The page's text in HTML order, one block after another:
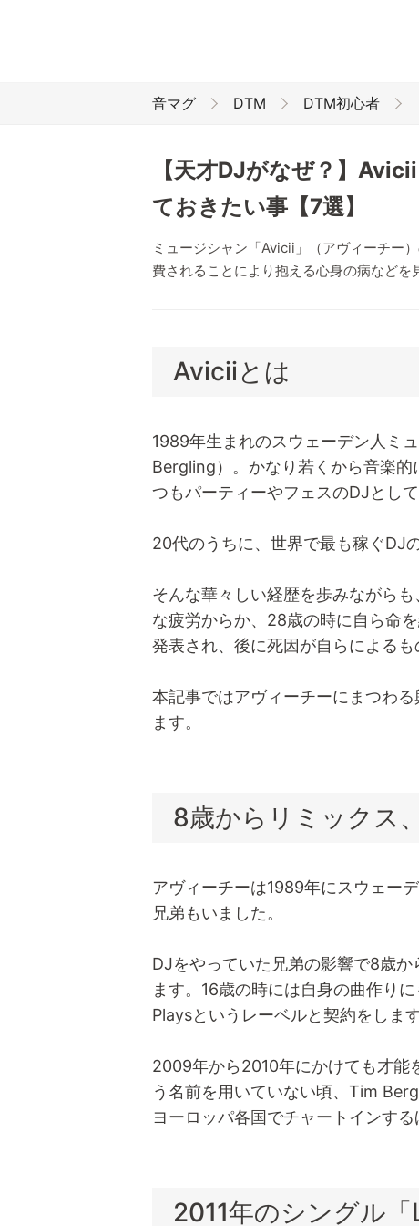
音マグ DTM DTM初心者
【天才DJがなぜ？】
ておきたい事【7選】
ミュージシャン「Avicii」（アヴィーチー
費されることにより抱える心身の病などを
Aviciiとは
1989年生まれのスウェーデン人ミ
Bergling）。かなり若くから音楽
つもパーティーやフェスのDJとして
20代のうちに、世界で最も稼ぐDJ
そんな華々しい経歴を歩みながら
な疲労からか、28歳の時に自ら命
発表され、後に死因が自らによるも
本記事ではアヴィーチーにまつわ
ます。
8歳からリミックス
アヴィーチーは1989年にスウェー
兄弟もいました。
DJをやっていた兄弟の影響で8歳
ます。16歳の時には自身の曲作り
Playsというレーベルと契約をします
2009年から2010年にかけても才能
う名前を用いていない頃、Tim
ヨーロッパ各国でチャートインす
2011年のシングル